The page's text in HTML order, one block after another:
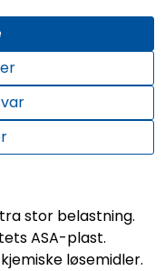
stor belastning.
ASA-plast.
løsemidler.